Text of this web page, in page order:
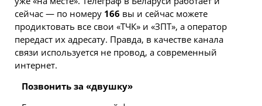
сейчас — по номеру 166 вы и сейчас можете
продиктовать все свои «ТЧК» и «ЗПТ», а оператор
передаст их адресату. Правда, в качестве канала
связи используется не провод, а современный
интернет.
Позвонить за «двушку»